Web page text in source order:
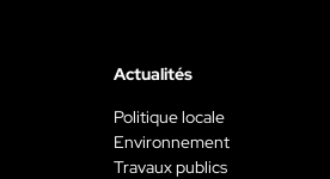
Actualités
Politique locale
Environnement
Travaux publics